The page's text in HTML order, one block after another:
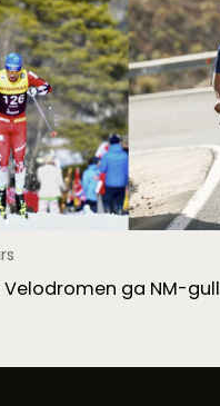
ga NM-gull